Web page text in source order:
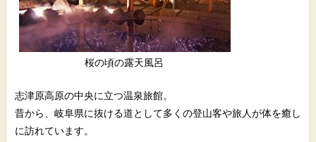
桜の頃の露天風呂
志津原高原の中央に立つ温泉旅館。
昔から、岐阜県に抜ける道として多くの登山客や旅人が体を癒し
に訪れています。